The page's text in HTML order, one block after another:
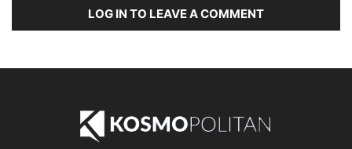
LOG IN TO LEAVE A COMMENT